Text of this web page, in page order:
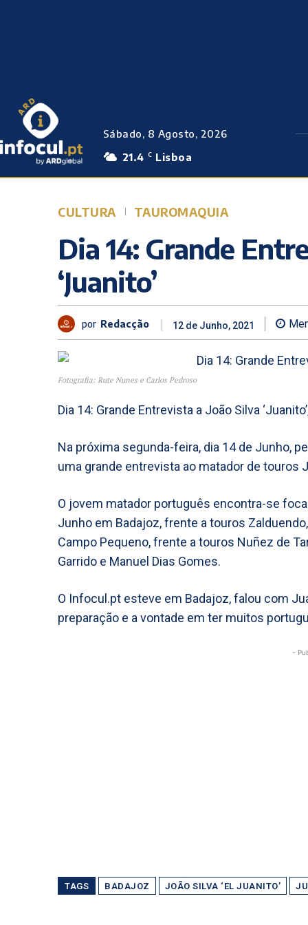
Sábado, 8 Agosto, 2026
21.4 C Lisboa
CULTURA TAUROMAQUIA
Dia 14: Grande
‘Juanito’
por Redacção 12 de Junho, 2021
Fotografia: Rute Nunes e Carlos Pedroso
Dia 14: Grande Entrevista a João Silva
Na próxima segunda-feira, dia 14 de Junho,
uma grande entrevista ao matador de touros
O jovem matador português encontra-se
Junho em Badajoz, frente a touros
Campo Pequeno, frente a touros Nuñez de
Garrido e Manuel Dias Gomes.
O Infocul.pt esteve em Badajoz, falou com
preparação e a vontade em ter muitos
-
TAGS BADAJOZ JOÃO SILVA ‘EL JUANITO’